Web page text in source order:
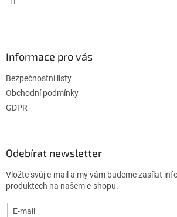
Informace pro vás
Bezpečnostní listy
Obchodní podmínky
GDPR
Odebírat newsletter
Vložte svůj e-mail a my vám budeme zasílat
produktech na našem e-shopu.
E-mail